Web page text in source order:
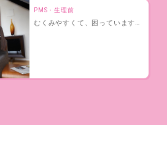
PMS・生理前
むくみやすくて、困っています…